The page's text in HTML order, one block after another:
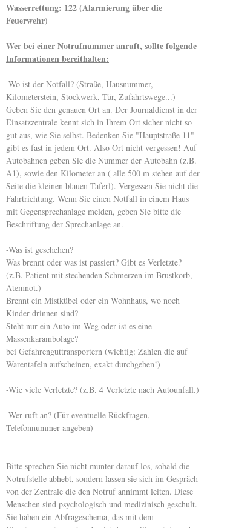
Wasserrettung: 122 (Alarmierung über die
Feuerwehr)
Wer bei einer Notrufnummer anruft, sollte folgende
Informationen bereithalten:
-Wo ist der Notfall? (Straße, Hausnummer,
Kilometerstein, Stockwerk, Tür, Zufahrtswege...)
Geben Sie den genauen Ort an. Der Journaldienst in der
Einsatzzentrale kennt sich in Ihrem Ort sicher nicht so
gut aus, wie Sie selbst. Bedenken Sie "Hauptstraße 11"
gibt es fast in jedem Ort. Also Ort nicht vergessen! Auf
Autobahnen geben Sie die Nummer der Autobahn (z.B.
A1), sowie den Kilometer an ( alle 500 m stehen auf der
Seite die kleinen blauen Taferl). Vergessen Sie nicht die
Fahrtrichtung. Wenn Sie einen Notfall in einem Haus
mit Gegensprechanlage melden, geben Sie bitte die
Beschriftung der Sprechanlage an.
-Was ist geschehen?
Was brennt oder was ist passiert? Gibt es Verletzte?
(z.B. Patient mit stechenden Schmerzen im Brustkorb,
Atemnot.)
Brennt ein Mistkübel oder ein Wohnhaus, wo noch
Kinder drinnen sind?
Steht nur ein Auto im Weg oder ist es eine
Massenkarambolage?
bei Gefahrenguttransportern (wichtig: Zahlen die auf
Warentafeln aufscheinen, exakt durchgeben!)
-Wie viele Verletzte? (z.B. 4 Verletzte nach Autounfall.)
-Wer ruft an? (Für eventuelle Rückfragen,
Telefonnummer angeben)
Bitte sprechen Sie nicht munter darauf los, sobald die
Notrufstelle abhebt, sondern lassen sie sich im Gespräch
von der Zentrale die den Notruf annimmt leiten. Diese
Menschen sind psychologisch und medizinisch geschult.
Sie haben ein Abfrageschema, das mit dem